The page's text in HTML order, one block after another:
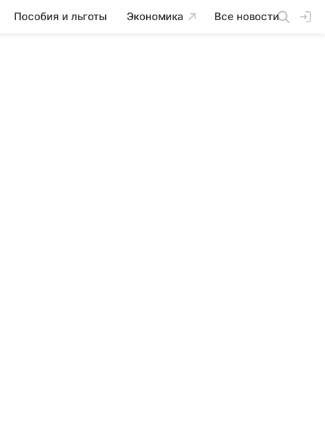
Пособия и льготы Экономика Все новости